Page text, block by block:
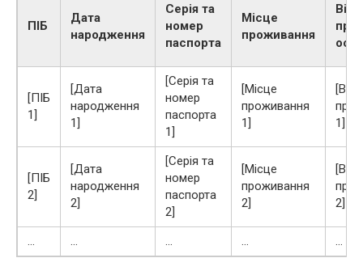
ПІБ
Дата
народження
Серія та
номер
паспорта
Місце
проживання
про
[ПІБ
1]
[Дата
народження
1]
[Серія та
номер
паспорта
1]
[Місце
проживання
1]
про
1]
[ПІБ
2]
[Дата
народження
2]
[Серія та
номер
паспорта
2]
[Місце
проживання
2]
про
2]
… … … … …